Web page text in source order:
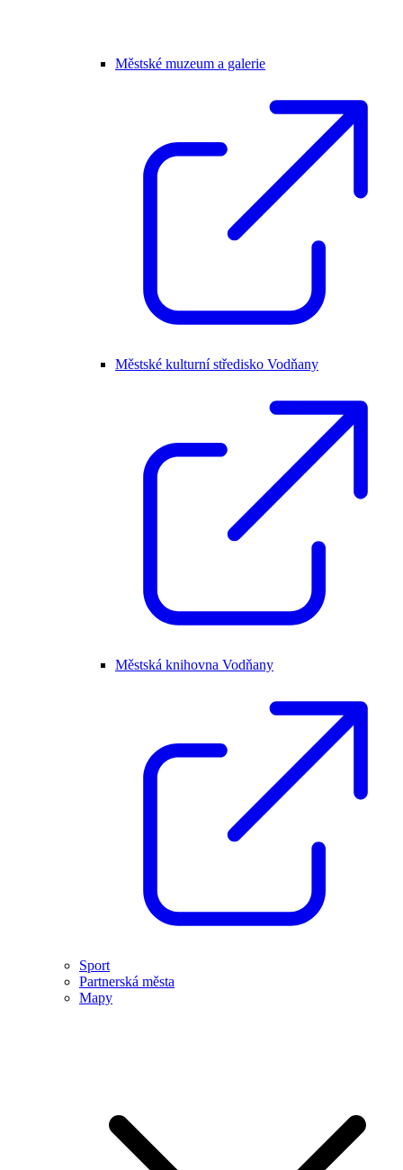
Městské muzeum a galerie
Městské kulturní středisko Vodňany
Městská knihovna Vodňany
Sport
Partnerská města
Mapy